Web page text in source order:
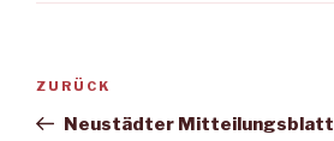
Beitragsnavigation
Vorheriger
Beitrag
ZURÜCK
Neustädter Mitteilungsblatt